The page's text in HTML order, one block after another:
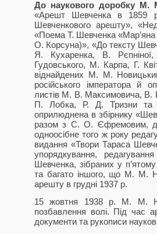
До наукового доробку М.
«Арешт Шевченка в 1859 р.
Шевченкового арешту»,
«Поема Т. Шевченка
О. Корсуна)», «До тексту
Я. Кухаренка, В.
Гудовського, М. Карпа, Г.
віднайдених М. М. Новицьким
російського імператора й
листів М. В. Максимовича, В.
П. Лобка, Р. Д. Тризни
оприлюднена в збірнику
разом з С. О. Єфремовим,
одноосібне того ж року
видання «Твори Тараса
упорядкування,
Шевченка, зібраних у
та багато іншого, що М. М.
арешту в грудні 1937 р.
15 жовтня 1938 р. М. М.
позбавлення волі. Під час
документи та рукописи